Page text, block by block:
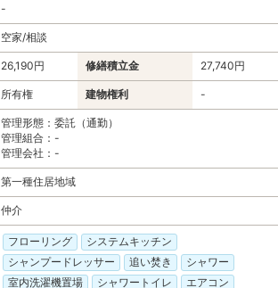
-
空家/相談
26,190円 修繕積立金 27,740円
所有権 建物権利 -
管理形態：委託（通勤）
管理組合：-
管理会社：-
第一種住居地域
仲介
フローリング
システムキッチン
シャンプードレッサー
追い焚き
シャワー
室内洗濯機置場
シャワートイレ エアコン